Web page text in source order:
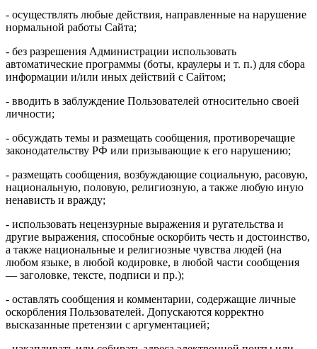
- осуществлять любые действия, направленные на нарушение
нормальной работы Сайта;
- без разрешения Администрации использовать
автоматические программы (боты, краулеры и т. п.) для сбора
информации и/или иных действий с Сайтом;
- вводить в заблуждение Пользователей относительно своей
личности;
- обсуждать темы и размещать сообщения, противоречащие
законодательству РФ или призывающие к его нарушению;
- размещать сообщения, возбуждающие социальную, расовую,
национальную, половую, религиозную, а также любую иную
ненависть и вражду;
- использовать нецензурные выражения и ругательства и
другие выражения, способные оскорбить честь и достоинство,
а также национальные и религиозные чувства людей (на
любом языке, в любой кодировке, в любой части сообщения
— заголовке, тексте, подписи и пр.);
- оставлять сообщения и комментарии, содержащие личные
оскорбления Пользователей. Допускаются корректно
высказанные претензии с аргументацией;